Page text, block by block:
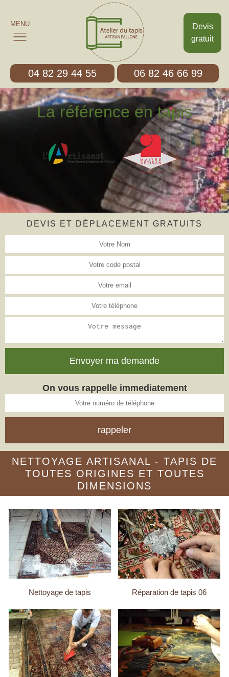
Devis
gratuit
MENU
04 82 29 44 55 06 82 46 66 99
La référence en tapis
DEVIS ET DÉPLACEMENT GRATUITS
On vous rappelle immediatement
NETTOYAGE ARTISANAL - TAPIS DE
TOUTES ORIGINES ET TOUTES
DIMENSIONS
Nettoyage de tapis Réparation de tapis 06